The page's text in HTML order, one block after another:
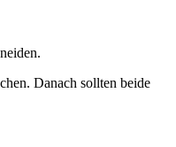
Danach sollten beide